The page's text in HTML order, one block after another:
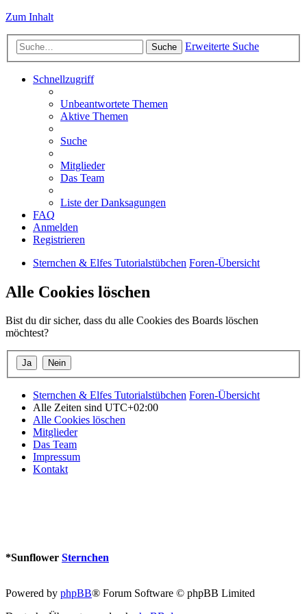
Zum Inhalt
Suche Erweiterte Suche
Schnellzugriff
Unbeantwortete Themen
Aktive Themen
Suche
Mitglieder
Das Team
Liste der Danksagungen
FAQ
Anmelden
Registrieren
Sternchen & Elfes Tutorialstübchen Foren-Übersicht
Alle Cookies löschen
Bist du dir sicher, dass du alle Cookies des Boards löschen
möchtest?
Sternchen & Elfes Tutorialstübchen Foren-Übersicht
Alle Zeiten sind UTC+02:00
Alle Cookies löschen
Mitglieder
Das Team
Impressum
Kontakt
*Sunflower Sternchen
Powered by phpBB® Forum Software © phpBB Limited